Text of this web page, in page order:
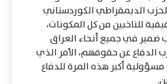
الديمقراطي الكوردستاني
للناخبين من كل المكونات،
ضمير في جميع أنحاء العراق
الدفاع عن حقوقهم، الأمر الذي
أكبر هذه المرة للدفاع